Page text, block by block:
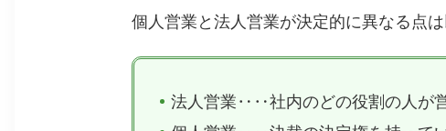
個人営業と法人営業が決定的に異なる点は
法人営業‥‥社内のどの役割の人が